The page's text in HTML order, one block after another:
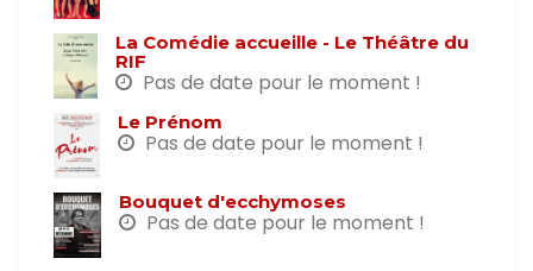
La Comédie accueille - Le Théâtre du
RIF
Pas de date pour le moment !
Le Prénom
Pas de date pour le moment !
Bouquet d'ecchymoses
Pas de date pour le moment !